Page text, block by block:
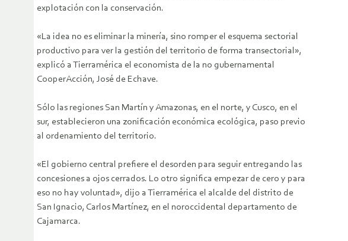
explotación con la conservación.
«La idea no es eliminar la minería, sino romper el esquema sectorial
productivo para ver la gestión del territorio de forma transectorial»,
explicó a Tierramérica el economista de la no gubernamental
CooperAcción, José de Echave.
Sólo las regiones San Martín y Amazonas, en el norte, y Cusco, en el
sur, establecieron una zonificación económica ecológica, paso previo
al ordenamiento del territorio.
«El gobierno central prefiere el desorden para seguir entregando las
concesiones a ojos cerrados. Lo otro significa empezar de cero y para
eso no hay voluntad», dijo a Tierramérica el alcalde del distrito de
San Ignacio, Carlos Martínez, en el noroccidental departamento de
Cajamarca.